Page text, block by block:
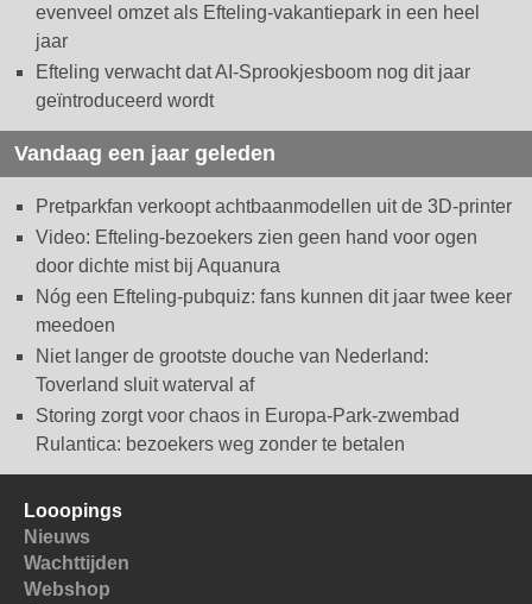
evenveel omzet als Efteling-vakantiepark in een heel
jaar
Efteling verwacht dat AI-Sprookjesboom nog dit jaar
geïntroduceerd wordt
Vandaag een jaar geleden
Pretparkfan verkoopt achtbaanmodellen uit de 3D-printer
Video: Efteling-bezoekers zien geen hand voor ogen
door dichte mist bij Aquanura
Nóg een Efteling-pubquiz: fans kunnen dit jaar twee keer
meedoen
Niet langer de grootste douche van Nederland:
Toverland sluit waterval af
Storing zorgt voor chaos in Europa-Park-zwembad
Rulantica: bezoekers weg zonder te betalen
Looopings
Nieuws
Wachttijden
Webshop